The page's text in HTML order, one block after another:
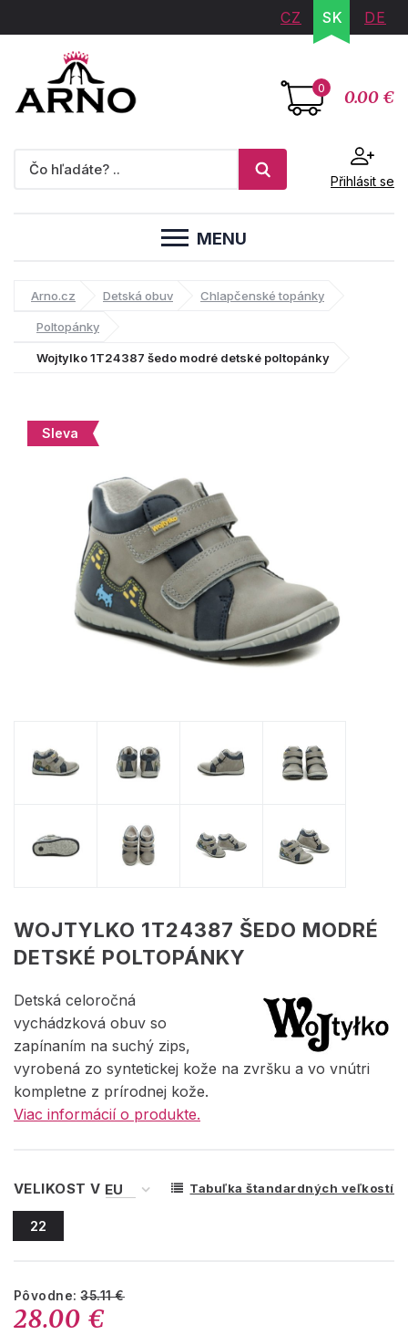
CZ SK DE
0 0.00 €
Přihlásit se
MENU
Arno.cz Detská obuv Chlapčenské topánky
Poltopánky
Wojtylko 1T24387 šedo modré detské poltopánky
Sleva
WOJTYLKO 1T24387 ŠEDO MODRÉ
DETSKÉ POLTOPÁNKY
Detská celoročná
vychádzková obuv so
zapínaním na suchý zips,
vyrobená zo syntetickej kože na zvršku a vo vnútri
kompletne z prírodnej kože.
Viac informácií o produkte.
VELIKOST V Tabuľka štandardných veľkostí
22
Pôvodne:35.11 €
28.00 €